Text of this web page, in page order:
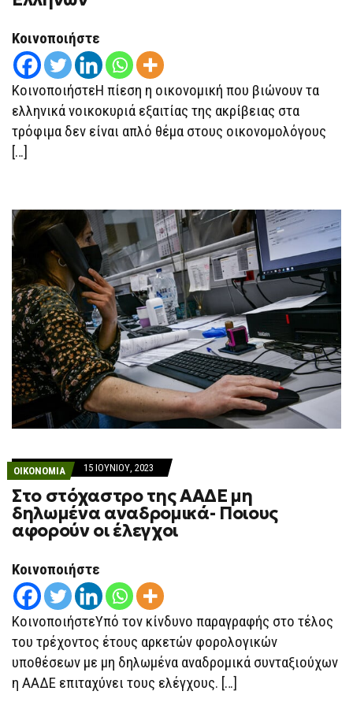
Κοινοποιήστε
ΚοινοποιήστεΗ πίεση η οικονομική που βιώνουν τα
ελληνικά νοικοκυριά εξαιτίας της ακρίβειας στα
τρόφιμα δεν είναι απλό θέμα στους οικονομολόγους
[…]
ΟΙΚΟΝΟΜΙΑ 15 ΙΟΥΝΊΟΥ, 2023
Στο στόχαστρο της ΑΑΔΕ μη
δηλωμένα αναδρομικά- Ποιους
αφορούν οι έλεγχοι
Κοινοποιήστε
ΚοινοποιήστεΥπό τον κίνδυνο παραγραφής στο τέλος
του τρέχοντος έτους αρκετών φορολογικών
υποθέσεων με μη δηλωμένα αναδρομικά συνταξιούχων
η ΑΑΔΕ επιταχύνει τους ελέγχους. […]